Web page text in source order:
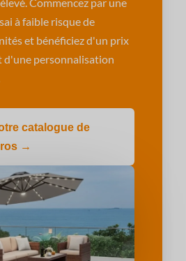
Commencez par une
à faible risque de
et bénéficiez d'un prix
d'une personnalisation
catalogue de
→